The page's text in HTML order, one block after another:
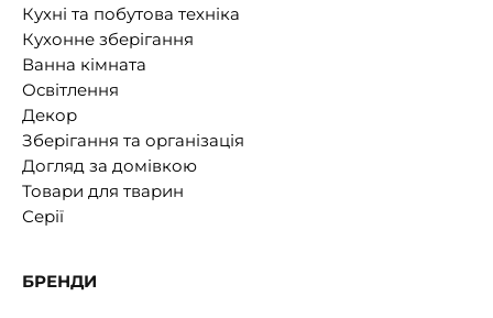
Кухні та побутова техніка
Кухонне зберігання
Ванна кімната
Освітлення
Декор
Зберігання та організація
Догляд за домівкою
Товари для тварин
Серії
БРЕНДИ